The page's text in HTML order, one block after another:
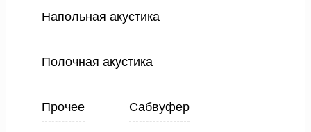
Напольная акустика
Полочная акустика
Прочее Сабвуфер